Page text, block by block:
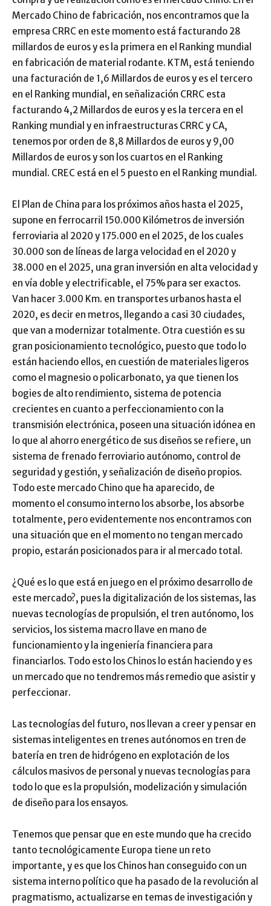
Mercado Chino de fabricación, nos encontramos que la
empresa CRRC en este momento está facturando 28
millardos de euros y es la primera en el Ranking mundial
en fabricación de material rodante. KTM, está teniendo
una facturación de 1,6 Millardos de euros y es el tercero
en el Ranking mundial, en señalización CRRC esta
facturando 4,2 Millardos de euros y es la tercera en el
Ranking mundial y en infraestructuras CRRC y CA,
tenemos por orden de 8,8 Millardos de euros y 9,00
Millardos de euros y son los cuartos en el Ranking
mundial. CREC está en el 5 puesto en el Ranking mundial.
El Plan de China para los próximos años hasta el 2025,
supone en ferrocarril 150.000 Kilómetros de inversión
ferroviaria al 2020 y 175.000 en el 2025, de los cuales
30.000 son de líneas de larga velocidad en el 2020 y
38.000 en el 2025, una gran inversión en alta velocidad y
en vía doble y electrificable, el 75% para ser exactos.
Van hacer 3.000 Km. en transportes urbanos hasta el
2020, es decir en metros, llegando a casi 30 ciudades,
que van a modernizar totalmente. Otra cuestión es su
gran posicionamiento tecnológico, puesto que todo lo
están haciendo ellos, en cuestión de materiales ligeros
como el magnesio o policarbonato, ya que tienen los
bogies de alto rendimiento, sistema de potencia
crecientes en cuanto a perfeccionamiento con la
transmisión electrónica, poseen una situación idónea en
lo que al ahorro energético de sus diseños se refiere, un
sistema de frenado ferroviario autónomo, control de
seguridad y gestión, y señalización de diseño propios.
Todo este mercado Chino que ha aparecido, de
momento el consumo interno los absorbe, los absorbe
totalmente, pero evidentemente nos encontramos con
una situación que en el momento no tengan mercado
propio, estarán posicionados para ir al mercado total.
¿Qué es lo que está en juego en el próximo desarrollo de
este mercado?, pues la digitalización de los sistemas, las
nuevas tecnologías de propulsión, el tren autónomo, los
servicios, los sistema macro llave en mano de
funcionamiento y la ingeniería financiera para
financiarlos. Todo esto los Chinos lo están haciendo y es
un mercado que no tendremos más remedio que asistir y
perfeccionar.
Las tecnologías del futuro, nos llevan a creer y pensar en
sistemas inteligentes en trenes autónomos en tren de
batería en tren de hidrógeno en explotación de los
cálculos masivos de personal y nuevas tecnologías para
todo lo que es la propulsión, modelización y simulación
de diseño para los ensayos.
Tenemos que pensar que en este mundo que ha crecido
tanto tecnológicamente Europa tiene un reto
importante, y es que los Chinos han conseguido con un
sistema interno político que ha pasado de la revolución al
pragmatismo, actualizarse en temas de investigación y